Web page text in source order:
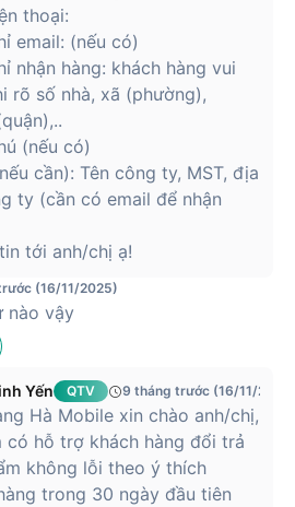
năng lượng, chỉ cần khoảng thời
tục sử dụng. Điều này đặc biệt hữu
xuyên di chuyển hoặc có lịch
tối ưu nhờ nền tảng chip
lượng, giúp giảm tiêu hao điện
X7d 4G ra mắt khi
2025, được thiết kế hướng đến
bị bền bỉ, pin trâu và trải nghiệm sử
lớn 6.77 inch cùng thiết kế thanh
năng hiển thị rõ ràng và thoải mái khi
khảo của điện thoại
smartphone tầm trung nổi bật của
thoại:
email: (nếu có)
nhận hàng: khách hàng vui
rõ số nhà, xã (phường),
(nếu có)
cần): Tên công ty, MST, địa
ty (cần có email để nhận
tới anh/chị ạ!
(16/11/2025)
nào vậy
Yến QTV 9 tháng trước (16/11/2025)
Hà Mobile xin chào anh/chị,
có hỗ trợ khách hàng đổi trả
không lỗi theo ý thích
trong 30 ngày đầu tiên